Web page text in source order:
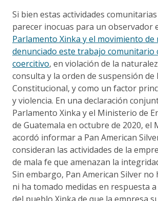
Si bien estas actividades
parecer inocuas para un observador
Parlamento Xinka y el movimiento de
denunciado este trabajo comunitario
coercitivo, en violación de la
consulta y la orden de suspensión de
Constitucional, y como un factor
y violencia. En una declaración
Parlamento Xinka y el Ministerio de
de Guatemala en octubre de 2020, el
acordó informar a Pan American
consideran las actividades de la
de mala fe que amenazan la
Sin embargo, Pan American Silver no
ni ha tomado medidas en respuesta